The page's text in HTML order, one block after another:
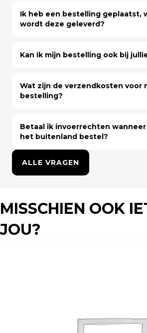
Ik heb een bestelling geplaatst,
wordt deze geleverd?
Kan ik mijn bestelling ook bij
Wat zijn de verzendkosten voor
bestelling?
Betaal ik invoerrechten
het buitenland bestel?
ALLE VRAGEN
MISSCHIEN OOK
JOU?